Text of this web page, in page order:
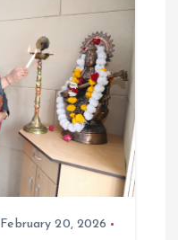
February 20, 2026